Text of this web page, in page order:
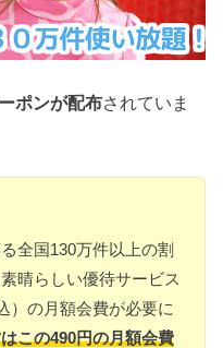
ポンが配布されていま
全国130万件以上の割
晴らしい優待サービス
）の月額会費が必要に
この490円の月額会費